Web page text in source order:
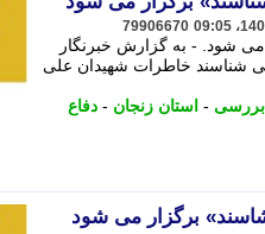
79906670
شود. - به گزارش خبرنگار
شناسند خاطرات شهیدان علی
بررسی - استان زنجان - دفاع
برگزار می شود